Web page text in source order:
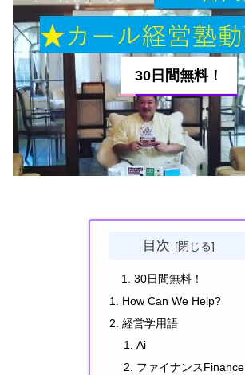
30日間無料！
目次
30日間無料！
How Can We Help?
経営学用語
Ai
ファイナンスFinance